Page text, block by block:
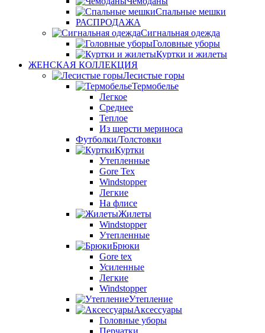
Спальные мешки
РАСПРОДАЖА
Сигнальная одежда
Головные уборы
Куртки и жилеты
ЖЕНСКАЯ КОЛЛЕКЦИЯ
Лесистые горы
Термобелье
Легкое
Среднее
Теплое
Из шерсти мериноса
Футболки/Толстовки
Куртки
Утепленные
Gore Tex
Windstopper
Легкие
На флисе
Жилеты
Windstopper
Утепленные
Брюки
Gore tex
Усиленные
Легкие
Windstopper
Утепление
Аксессуары
Головные уборы
Перчатки